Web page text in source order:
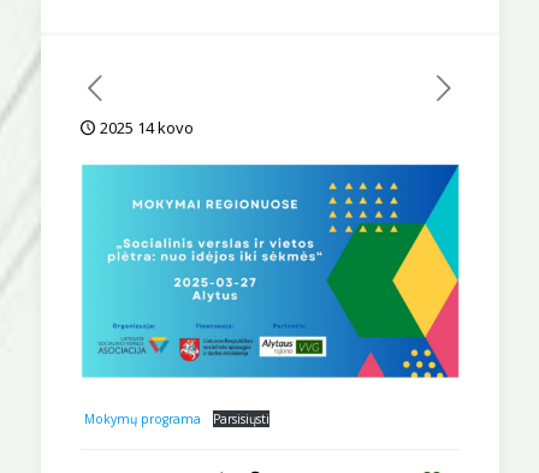
2025 14 kovo
Mokymų programa Parsisiųsti